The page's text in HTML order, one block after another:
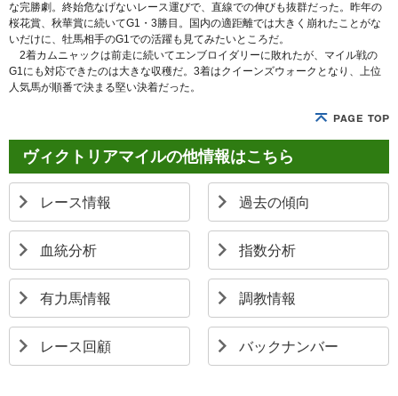
な完勝劇。終始危なげないレース運びで、直線での伸びも抜群だった。昨年の
桜花賞、秋華賞に続いてG1・3勝目。国内の適距離では大きく崩れたことがな
いだけに、牡馬相手のG1での活躍も見てみたいところだ。
2着カムニャックは前走に続いてエンブロイダリーに敗れたが、マイル戦の
G1にも対応できたのは大きな収穫だ。3着はクイーンズウォークとなり、上位
人気馬が順番で決まる堅い決着だった。
ヴィクトリアマイルの他情報はこちら
レース情報 過去の傾向
血統分析 指数分析
有力馬情報 調教情報
レース回顧 バックナンバー